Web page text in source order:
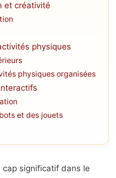
et créativité
physiques
physiques organisées
et des jouets
cap significatif dans le